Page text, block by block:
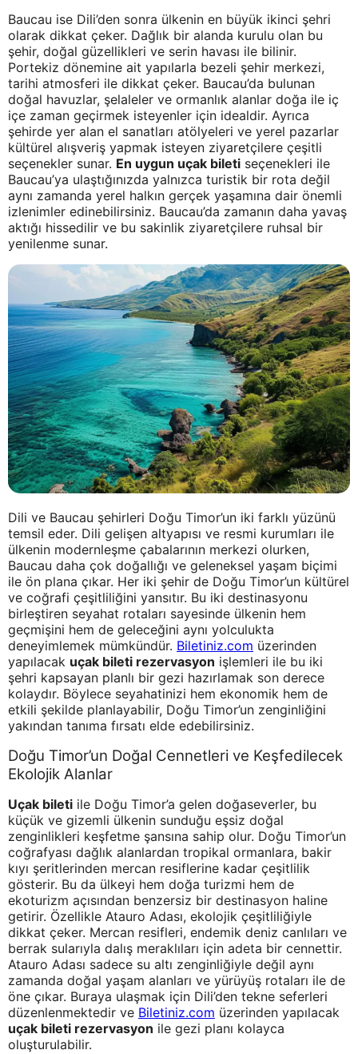
Baucau ise Dili’den sonra ülkenin en büyük ikinci şehri
olarak dikkat çeker. Dağlık bir alanda kurulu olan bu
şehir, doğal güzellikleri ve serin havası ile bilinir.
Portekiz dönemine ait yapılarla bezeli şehir merkezi,
tarihi atmosferi ile dikkat çeker. Baucau’da bulunan
doğal havuzlar, şelaleler ve ormanlık alanlar doğa ile iç
içe zaman geçirmek isteyenler için idealdir. Ayrıca
şehirde yer alan el sanatları atölyeleri ve yerel pazarlar
kültürel alışveriş yapmak isteyen ziyaretçilere çeşitli
seçenekler sunar. En uygun uçak bileti seçenekleri ile
Baucau’ya ulaştığınızda yalnızca turistik bir rota değil
aynı zamanda yerel halkın gerçek yaşamına dair önemli
izlenimler edinebilirsiniz. Baucau’da zamanın daha yavaş
aktığı hissedilir ve bu sakinlik ziyaretçilere ruhsal bir
yenilenme sunar.
Dili ve Baucau şehirleri Doğu Timor’un iki farklı yüzünü
temsil eder. Dili gelişen altyapısı ve resmi kurumları ile
ülkenin modernleşme çabalarının merkezi olurken,
Baucau daha çok doğallığı ve geleneksel yaşam biçimi
ile ön plana çıkar. Her iki şehir de Doğu Timor’un kültürel
ve coğrafi çeşitliliğini yansıtır. Bu iki destinasyonu
birleştiren seyahat rotaları sayesinde ülkenin hem
geçmişini hem de geleceğini aynı yolculukta
deneyimlemek mümkündür. Biletiniz.com üzerinden
yapılacak uçak bileti rezervasyon işlemleri ile bu iki
şehri kapsayan planlı bir gezi hazırlamak son derece
kolaydır. Böylece seyahatinizi hem ekonomik hem de
etkili şekilde planlayabilir, Doğu Timor’un zenginliğini
yakından tanıma fırsatı elde edebilirsiniz.
Doğu Timor’un Doğal Cennetleri ve Keşfedilecek
Ekolojik Alanlar
Uçak bileti ile Doğu Timor’a gelen doğaseverler, bu
küçük ve gizemli ülkenin sunduğu eşsiz doğal
zenginlikleri keşfetme şansına sahip olur. Doğu Timor’un
coğrafyası dağlık alanlardan tropikal ormanlara, bakir
kıyı şeritlerinden mercan resiflerine kadar çeşitlilik
gösterir. Bu da ülkeyi hem doğa turizmi hem de
ekoturizm açısından benzersiz bir destinasyon haline
getirir. Özellikle Atauro Adası, ekolojik çeşitliliğiyle
dikkat çeker. Mercan resifleri, endemik deniz canlıları ve
berrak sularıyla dalış meraklıları için adeta bir cennettir.
Atauro Adası sadece su altı zenginliğiyle değil aynı
zamanda doğal yaşam alanları ve yürüyüş rotaları ile de
öne çıkar. Buraya ulaşmak için Dili’den tekne seferleri
düzenlenmektedir ve Biletiniz.com üzerinden yapılacak
uçak bileti rezervasyon ile gezi planı kolayca
oluşturulabilir.